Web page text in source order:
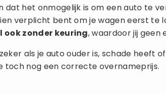
dat het onmogelijk is om een auto te
verplicht bent om je wagen eerst te
ook zonder keuring, waardoor jij geen
als je auto ouder is, schade heeft
toch nog een correcte overnameprijs.